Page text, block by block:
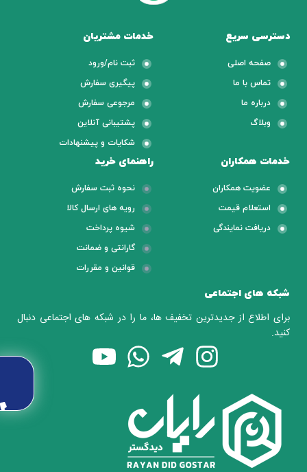
دسترسی سریع خدمات مشتریان
خدمات همکاران راهنمای خرید
شبکه های اجتماعی
صفحه اصلی
تماس با ما
درباره ما
وبلاگ
ثبت نام/ورود
پیگیری سفارش
مرجوعی سفارش
پشتیبانی آنلاین
شکایات و پیشنهادات
عضویت همکاران
استعلام قیمت
دریافت نمایندگی
نحوه ثبت سفارش
رویه های ارسال کالا
شیوه پرداخت
گارانتی و ضمانت
قوانین و مقررات
برای اطلاع از جدیدترین تخفیف ها، ما را در شبکه های اجتماعی دنبال
کنید.